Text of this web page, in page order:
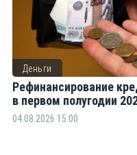
Деньги
Рефинансирование
в первом полугодии
04.08.2026 15:00